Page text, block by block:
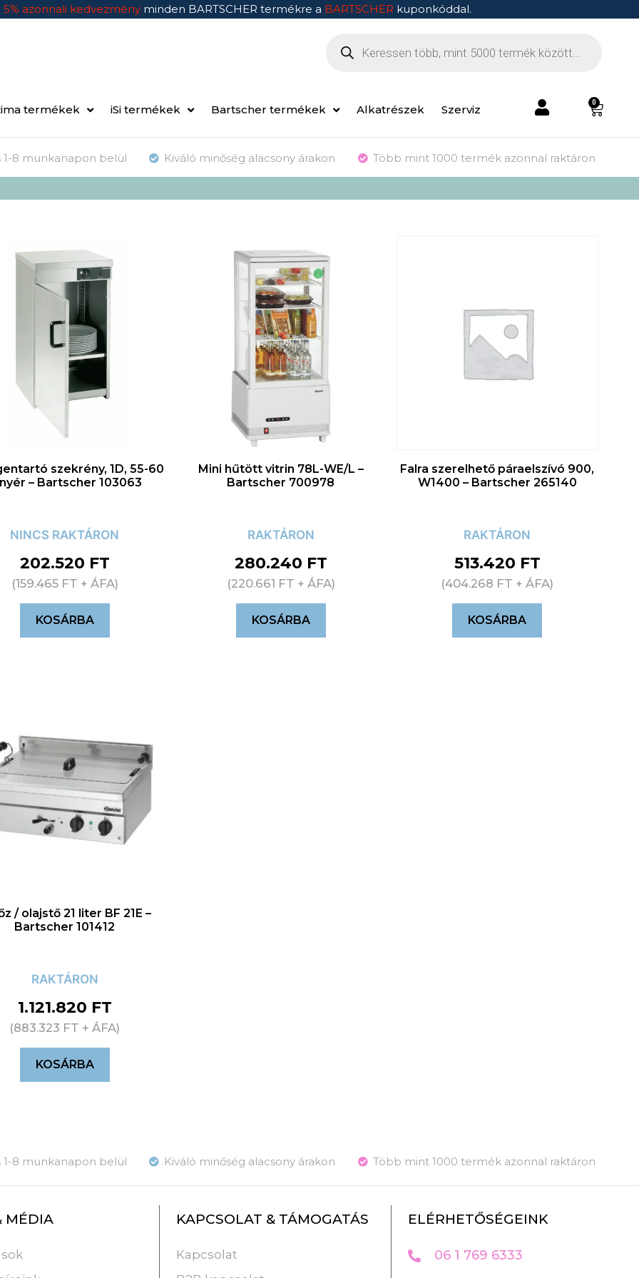
5% azonnali kedvezmény minden BARTSCHER termékre a BARTSCHER kuponkóddal.
termékek iSi termékek Bartscher termékek Alkatrészek Szerviz
0
1-8 munkanapon belül Kiváló minőség alacsony árakon Több mint 1000 termék azonnal raktáron
szekrény, 1D, 55-60
– Bartscher 103063
NINCS RAKTÁRON
202.520 FT
(159.465 FT + ÁFA)
KOSÁRBA
Mini hűtött vitrin 78L-WE/L –
Bartscher 700978
RAKTÁRON
280.240 FT
(220.661 FT + ÁFA)
KOSÁRBA
Falra szerelhető páraelszívó 900,
W1400 – Bartscher 265140
RAKTÁRON
513.420 FT
(404.268 FT + ÁFA)
KOSÁRBA
/ olajstő 21 liter BF 21E –
Bartscher 101412
RAKTÁRON
1.121.820 FT
(883.323 FT + ÁFA)
KOSÁRBA
1-8 munkanapon belül Kiváló minőség alacsony árakon Több mint 1000 termék azonnal raktáron
MÉDIA KAPCSOLAT & TÁMOGATÁS
Kapcsolat
ELÉRHETŐSÉGEINK
06 1 769 6333